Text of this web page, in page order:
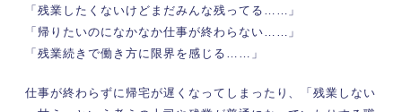
①残業には上限がある
②企業の残業命令には従わなくてはいけな
③正当な理由がある場合は拒否ができる
「残業したくないけどまだみんな残ってる……」
「帰りたいのになかなか仕事が終わらない……」
「残業続きで働き方に限界を感じる……」
仕事が終わらずに帰宅が遅くなってしまったり、「残業しない